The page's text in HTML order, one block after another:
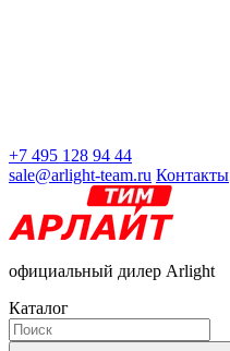
+7 495 128 94 44
sale@arlight-team.ru Контакты
официальный дилер Arlight
Каталог